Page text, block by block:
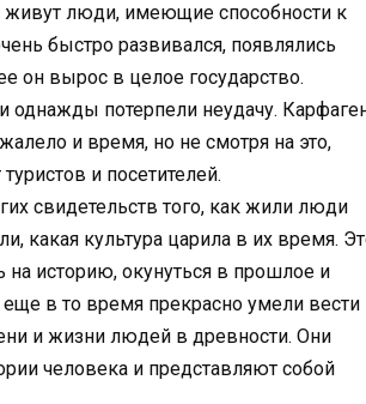
живут люди, имеющие способности к
быстро развивался, появлялись
он вырос в целое государство.
однажды потерпели неудачу.
и время, но не смотря на это,
и посетителей.
свидетельств того, как жили люди
какая культура царила в их время.
на историю, окунуться в прошлое и
в то время прекрасно умели вести
и жизни людей в древности. Они
человека и представляют собой